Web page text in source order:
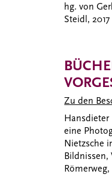
hg. von
Steidl,
Zu den
Hansdieter
eine
Nietzsche
Bildnissen,
Römerweg,